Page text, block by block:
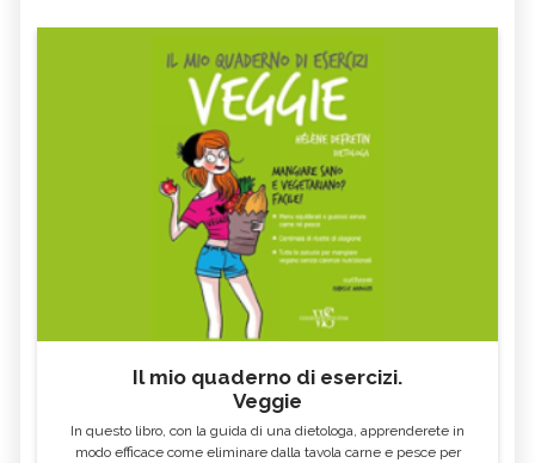
Il mio quaderno di esercizi.
Veggie
In questo libro, con la guida di una dietologa, apprenderete in
modo efficace come eliminare dalla tavola carne e pesce per